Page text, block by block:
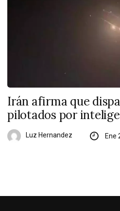
Irán afirma que
pilotados por
Luz Hernandez Ene